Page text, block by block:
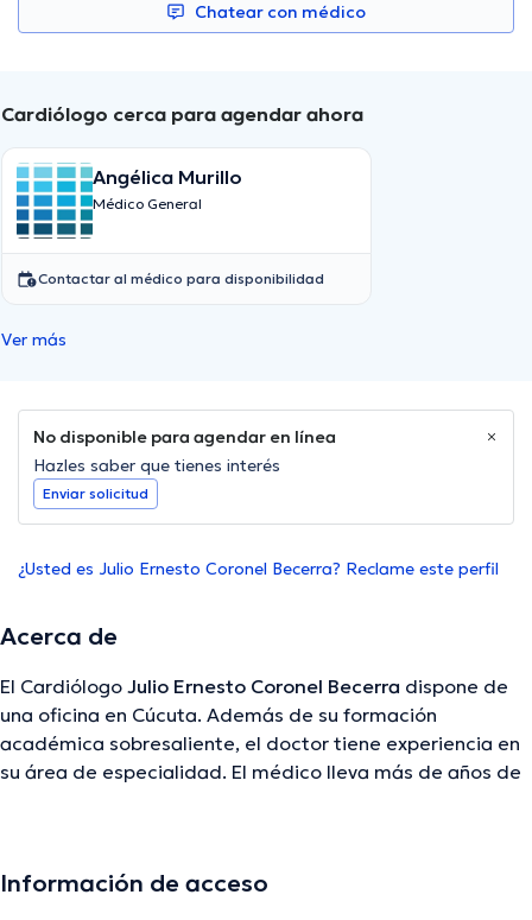
Chatear con médico
Cardiólogo cerca para agendar ahora
Angélica Murillo
Médico General
Contactar al médico para disponibilidad
Ver más
No disponible para agendar en línea
Hazles saber que tienes interés
Enviar solicitud
¿Usted es Julio Ernesto Coronel Becerra? Reclame este perfil
Acerca de
El Cardiólogo Julio Ernesto Coronel Becerra dispone de
una oficina en Cúcuta. Además de su formación
académica sobresaliente, el doctor tiene experiencia en
su área de especialidad. El médico lleva más de años de
Becerra ha participado en múltiples conferencias con la
Información de acceso